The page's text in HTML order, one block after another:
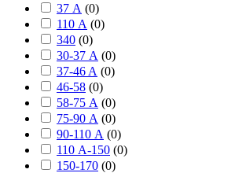
37 А (0)
110 А (0)
340 (0)
30-37 А (0)
37-46 A (0)
46-58 (0)
58-75 А (0)
75-90 А (0)
90-110 А (0)
110 А-150 (0)
150-170 (0)